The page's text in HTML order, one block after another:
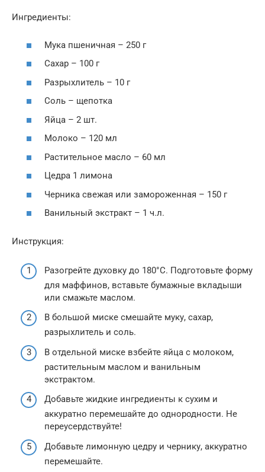
Ингредиенты:
Мука пшеничная – 250 г
Сахар – 100 г
Разрыхлитель – 10 г
Соль – щепотка
Яйца – 2 шт.
Молоко – 120 мл
Растительное масло – 60 мл
Цедра 1 лимона
Черника свежая или замороженная – 150 г
Ванильный экстракт – 1 ч.л.
Инструкция:
Разогрейте духовку до 180°C. Подготовьте форму
для маффинов, вставьте бумажные вкладыши
или смажьте маслом.
В большой миске смешайте муку, сахар,
разрыхлитель и соль.
В отдельной миске взбейте яйца с молоком,
растительным маслом и ванильным
экстрактом.
Добавьте жидкие ингредиенты к сухим и
аккуратно перемешайте до однородности. Не
переусердствуйте!
Добавьте лимонную цедру и чернику, аккуратно
перемешайте.